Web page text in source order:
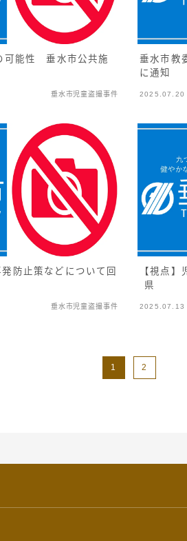
可能性 垂水市公共施
垂水市児童盗撮事件
垂水市教
に通知
2025.07.20
防止策などについて回
垂水市児童盗撮事件
【視点
県
2025.07.13
1 2